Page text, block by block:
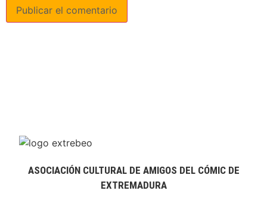
ASOCIACIÓN CULTURAL DE AMIGOS DEL CÓMIC DE
EXTREMADURA